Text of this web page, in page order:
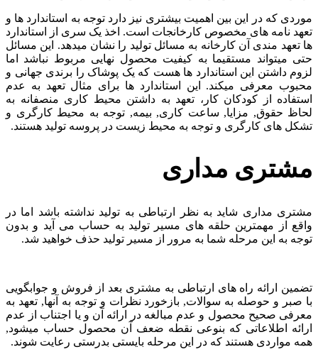
موردی که در این بین اهمیت بیشتری نیز دارد توجه به استاندارد ها و
تعهد نامه های مخصوص کارخانجات است. اخذ یک سری از استاندارد
ها تعهد مندی آن کارخانه به مسائل تولید را نشان میدهد. این مسائل
حتی میتواند مستقیما به کیفیت محصول نهایی مربوط نباشد اما
لزوم داشتن این استاندارد ها هست که یک پوشاک را برندی جهانی و
محبوب معرفی میکند. این استاندارد ها برای مثال تعهد به عدم
استفاده از کودکان کار، تعهد به داشتن محیط کاری منصفانه به
لحاظ حقوق, مزایا, ساعت کاری, بیمه, توجه به محیط کارگری و
تشکل های کارگری و توجه به محیط زیست در پروسه تولید هستند.
مشتری مداری
مشتری مداری شاید به نظر ارتباطی به تولید نداشته باشد اما در
واقع از مهمترین حلقه های مسیر تولید به حساب می آید و بدون
توجه به این مرحله شما به مرور از مسیر تولید حذف خواهید شد.
تضمین ارائه راه های ارتباطی به مشتری بعد از فروش و جوابگویی
با صبر و حوصله به سوالات, بازخورد نظرات و توجه به آنها, تعهد به
معرفی صحیح محصول و عدم مبالغه در ارائه آن و یا اجتناب از عدم
ارائه اطلاعاتی که بنوعی نقطه ضعف آن محصول حساب میشود,
همه مواردی هستند که در این مرحله بایستی بدرستی رعایت شوند.